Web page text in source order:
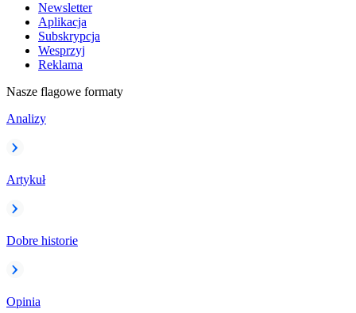
Newsletter
Aplikacja
Subskrypcja
Wesprzyj
Reklama
Nasze flagowe formaty
Analizy
Artykuł
Dobre historie
Opinia